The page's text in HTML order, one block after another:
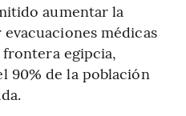
aumentar la
médicas
egipcia,
90% de la población